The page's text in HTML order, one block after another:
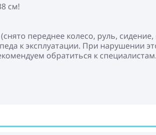
см!
переднее колесо, руль,
к эксплуатации. При нарушении
обратиться к специалистам.